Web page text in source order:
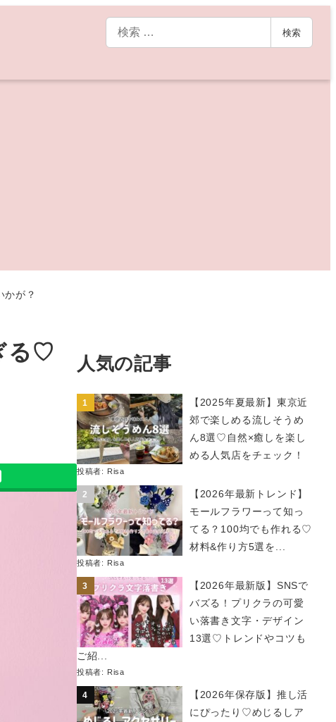
索
検索
かが？
る♡
人気の記事
【2025年夏最新】東京近
郊で楽しめる流しそうめ
ん8選♡自然×癒しを楽し
める人気店をチェック！
投稿者: Risa
【2026年最新トレンド】
モールフラワーって知っ
てる？100均でも作れる♡
材料&作り方5選を...
投稿者: Risa
【2026年最新版】SNSで
バズる！プリクラの可愛
い落書き文字・デザイン
13選♡トレンドやコツも
ご紹...
投稿者: Risa
【2026年保存版】推し活
にぴったり♡めじるしア